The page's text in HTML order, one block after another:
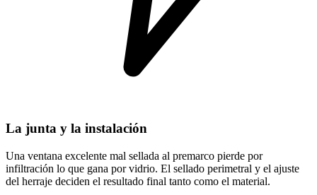
La junta y la instalación
Una ventana excelente mal sellada al premarco pierde por
infiltración lo que gana por vidrio. El sellado perimetral y el ajuste
del herraje deciden el resultado final tanto como el material.